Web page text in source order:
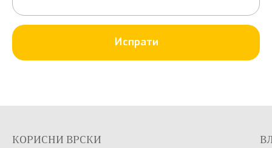
Испрати
КОРИСНИ ВРСКИ